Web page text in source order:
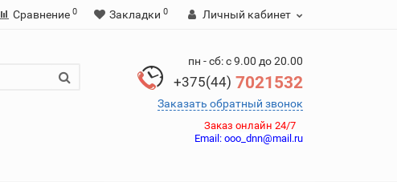
Сравнение 0 Закладки 0 Личный кабинет
пн - сб: с 9.00 до 20.00
+375(44) 7021532
Заказать обратный звонок
Заказ онлайн 24/7
Email: ooo_dnn@mail.ru